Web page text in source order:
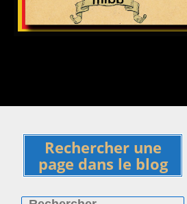
Rechercher une
page dans le blog